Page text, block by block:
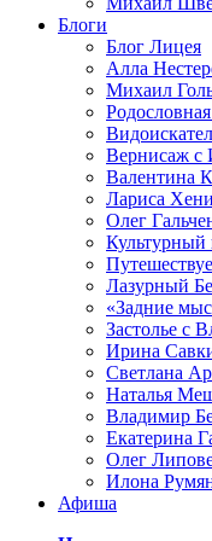
Блоги
Блог Лицея
Алла
Михаил
Вернисаж с
Валентина
Лариса
Олег
Культурный
Лазурный
«Задние
Застолье с
Ирина
Светлана
Наталья
Владимир
Екатерина
Олег
Илона
Афиша